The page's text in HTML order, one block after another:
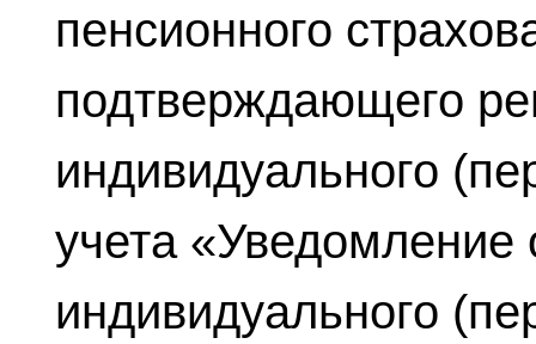
пенсионного
подтверждающего
индивидуального
учета «Уведомление
индивидуального